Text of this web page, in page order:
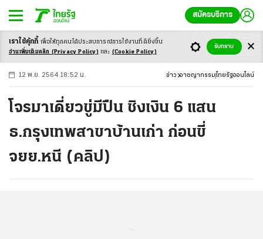
สมัครบริการ
-ก ก ก+
12 พ.ย. 2564 18:52 น. ข่าว อาชญากรรม ไทยรัฐออนไลน์
โจรมาเดี่ยวขู่มีปืน ชิงเงิน 6 แสน
ธ.กรุงเทพสาขาบ้านเก่า ก่อนขี่
จยย.หนี (คลิป)
เราใช้คุ้กกี้ เพื่อให้ทุกคนได้ประสบการณ์การใช้งานที่ดียิ่งขึ้น
อ่านเพิ่มเติมคลิก (Privacy Policy) และ (Cookie Policy)
รับทราบ